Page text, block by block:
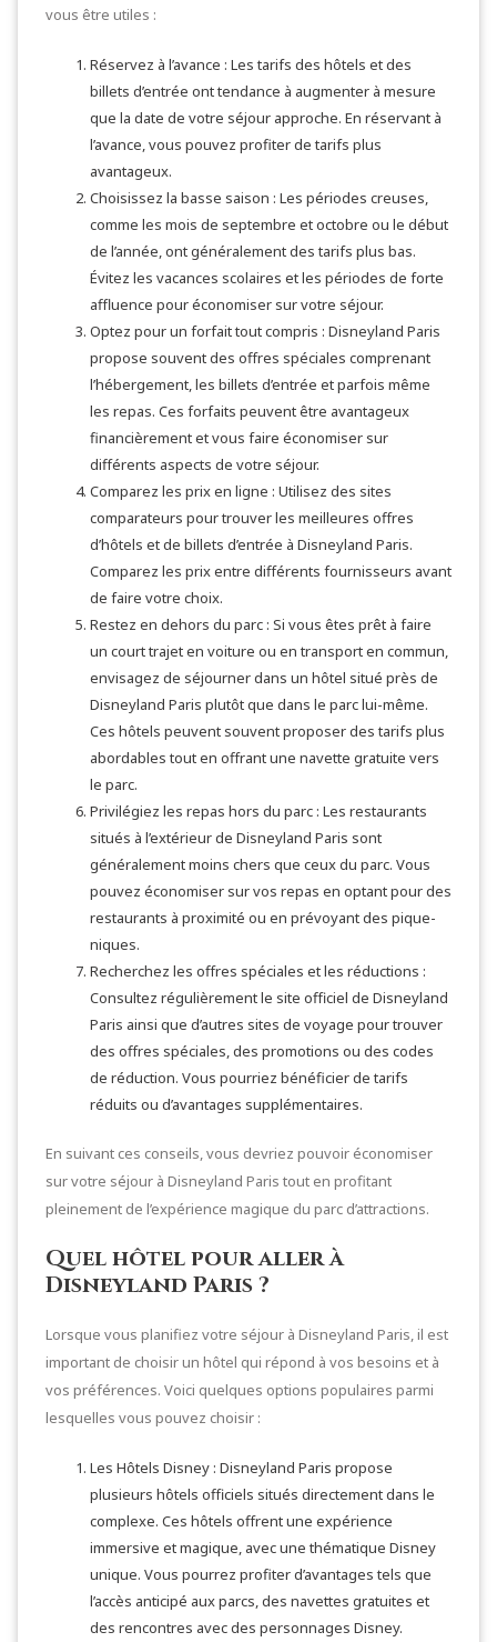
vous être utiles :
Réservez à l’avance : Les tarifs des hôtels et des
billets d’entrée ont tendance à augmenter à mesure
que la date de votre séjour approche. En réservant à
l’avance, vous pouvez profiter de tarifs plus
avantageux.
Choisissez la basse saison : Les périodes creuses,
comme les mois de septembre et octobre ou le début
de l’année, ont généralement des tarifs plus bas.
Évitez les vacances scolaires et les périodes de forte
affluence pour économiser sur votre séjour.
Optez pour un forfait tout compris : Disneyland Paris
propose souvent des offres spéciales comprenant
l’hébergement, les billets d’entrée et parfois même
les repas. Ces forfaits peuvent être avantageux
financièrement et vous faire économiser sur
différents aspects de votre séjour.
Comparez les prix en ligne : Utilisez des sites
comparateurs pour trouver les meilleures offres
d’hôtels et de billets d’entrée à Disneyland Paris.
Comparez les prix entre différents fournisseurs avant
de faire votre choix.
Restez en dehors du parc : Si vous êtes prêt à faire
un court trajet en voiture ou en transport en commun,
envisagez de séjourner dans un hôtel situé près de
Disneyland Paris plutôt que dans le parc lui-même.
Ces hôtels peuvent souvent proposer des tarifs plus
abordables tout en offrant une navette gratuite vers
le parc.
Privilégiez les repas hors du parc : Les restaurants
situés à l’extérieur de Disneyland Paris sont
généralement moins chers que ceux du parc. Vous
pouvez économiser sur vos repas en optant pour des
restaurants à proximité ou en prévoyant des pique-
niques.
Recherchez les offres spéciales et les réductions :
Consultez régulièrement le site officiel de Disneyland
Paris ainsi que d’autres sites de voyage pour trouver
des offres spéciales, des promotions ou des codes
de réduction. Vous pourriez bénéficier de tarifs
réduits ou d’avantages supplémentaires.
En suivant ces conseils, vous devriez pouvoir économiser
sur votre séjour à Disneyland Paris tout en profitant
pleinement de l’expérience magique du parc d’attractions.
Quel hôtel pour aller à
Disneyland Paris ?
Lorsque vous planifiez votre séjour à Disneyland Paris, il est
important de choisir un hôtel qui répond à vos besoins et à
vos préférences. Voici quelques options populaires parmi
lesquelles vous pouvez choisir :
Les Hôtels Disney : Disneyland Paris propose
plusieurs hôtels officiels situés directement dans le
complexe. Ces hôtels offrent une expérience
immersive et magique, avec une thématique Disney
unique. Vous pourrez profiter d’avantages tels que
l’accès anticipé aux parcs, des navettes gratuites et
des rencontres avec des personnages Disney.